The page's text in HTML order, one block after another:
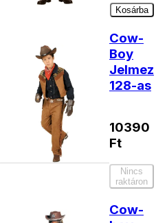
Kosárba
Cow-
Boy
Jelmez
128-as
10390
Ft
Nincs
raktáron
Cow-